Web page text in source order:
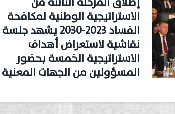
الاستراتيجية الوطنية لمكافحة
الفساد ٢٠٢٣-٢٠٣٠ يشهد جلسة
نقاشية لاستعراض أهداف
الاستراتيجية الخمسة بحضور
المسؤولين من الجهات المعنية